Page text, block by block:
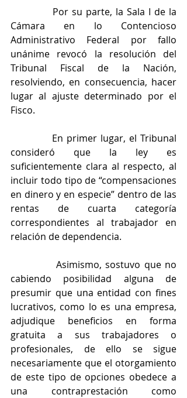
Cámara en lo Contencioso
Administrativo Federal por fallo
unánime revocó la resolución del
Tribunal Fiscal de la Nación,
resolviendo, en consecuencia, hacer
lugar al ajuste determinado por el
Fisco.
consideró que la ley es
suficientemente clara al respecto, al
incluir todo tipo de “compensaciones
en dinero y en especie” dentro de las
rentas de cuarta categoría
correspondientes al trabajador en
relación de dependencia.
cabiendo posibilidad alguna de
presumir que una entidad con fines
lucrativos, como lo es una empresa,
adjudique beneficios en forma
gratuita a sus trabajadores o
profesionales, de ello se sigue
necesariamente que el otorgamiento
de este tipo de opciones obedece a
una contraprestación como